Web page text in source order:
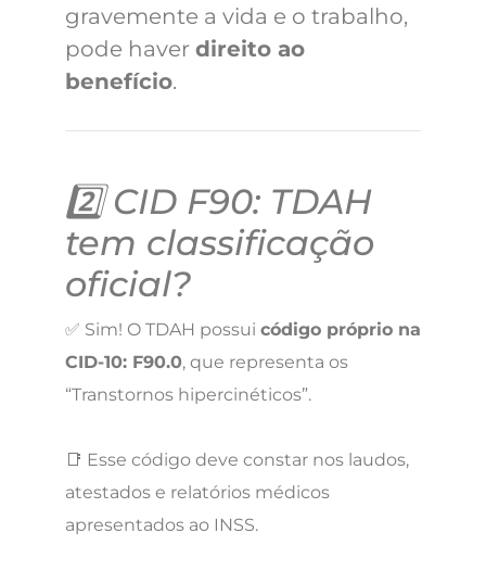
gravemente a vida e o trabalho,
pode haver direito ao
benefício.
2️⃣ CID F90: TDAH
tem classificação
oficial?
✅ Sim! O TDAH possui código próprio na
CID-10: F90.0, que representa os
“Transtornos hipercinéticos”.
📑 Esse código deve constar nos laudos,
atestados e relatórios médicos
apresentados ao INSS.